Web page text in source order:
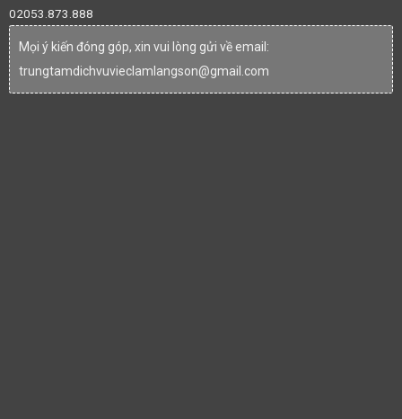
02053.873.888
Mọi ý kiến đóng góp, xin vui lòng gửi về email:
trungtamdichvuvieclamlangson@gmail.com